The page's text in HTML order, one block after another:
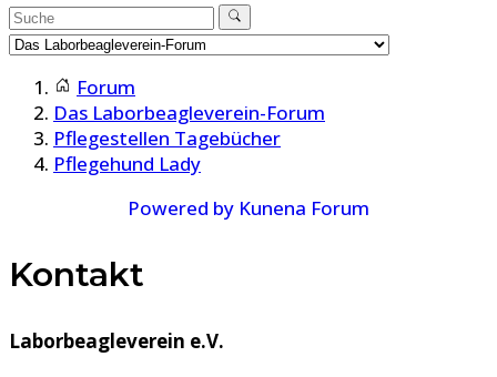
Forum
Das Laborbeagleverein-Forum
Pflegestellen Tagebücher
Pflegehund Lady
Powered by Kunena Forum
Kontakt
Laborbeagleverein e.V.